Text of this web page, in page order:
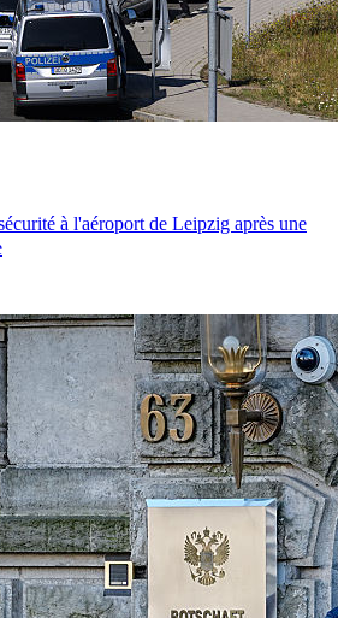
à l'aéroport de Leipzig après une